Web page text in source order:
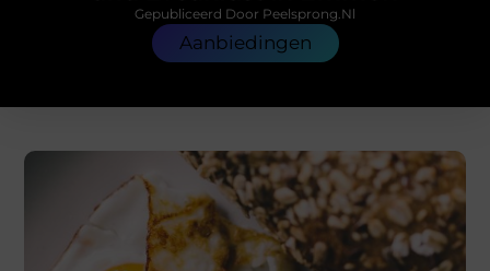
Aanbiedingen
Gepubliceerd Door Peelsprong.nl